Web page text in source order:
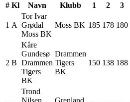
# Kl Navn Klubb 1 2 3
1 A
Tor Ivar
Grødal
Moss BK
Moss BK 185 178 180
2 B
Kåre
Gundesø
Drammen
Tigers
BK
Drammen
Tigers
BK
150 138 188
Trond
Nilsen
Grenland